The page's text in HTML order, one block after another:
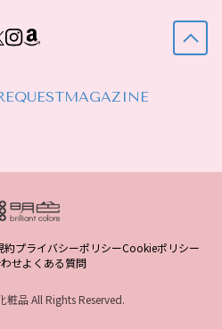
MAGAZINE
約プライバシーポリシーCookieポリシー
せよくある質問
品 All Rights Reserved.